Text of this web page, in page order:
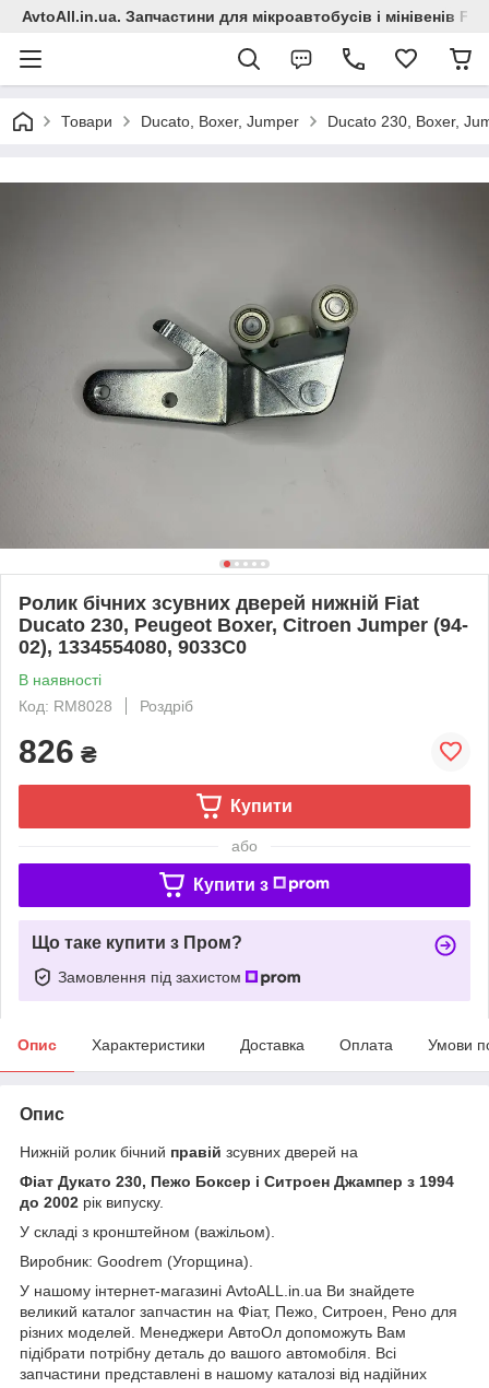
AvtoAll.in.ua. Запчастини для мікроавтобусів і мінівенів
Товари Ducato, Boxer, Jumper Ducato 230, Boxer,
Ролик бічних зсувних дверей нижній Fiat
Ducato 230, Peugeot Boxer, Citroen Jumper (94-
02), 1334554080, 9033C0
В наявності
Код: RM8028
Роздріб
826 ₴
Купити
або
Купити з
Що таке купити з Пром?
Замовлення під захистом
Опис Характеристики Доставка Оплата Умови
Опис
Нижній ролик бічний правій зсувних дверей на
Фіат Дукато 230, Пежо Боксер і Ситроен Джампер з 1994
до 2002 рік випуску.
У складі з кронштейном (важільом).
Виробник: Goodrem (Угорщина).
У нашому інтернет-магазині AvtoALL.in.ua Ви знайдете
великий каталог запчастин на Фіат, Пежо, Ситроен, Рено для
різних моделей. Менеджери АвтоОл допоможуть Вам
підібрати потрібну деталь до вашого автомобіля. Всі
запчастини представлені в нашому каталозі від надійних